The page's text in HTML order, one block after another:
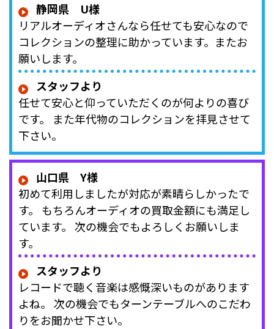
静岡県 U様
リアルオーディオさんなら任せても安心なので
コレクションの整理に助かっています。またお
願いします。
スタッフより
任せて安心と仰っていただくのが何よりの喜び
です。 また年代物のコレクションを拝見させて
下さい。
山口県 Y様
初めて利用しましたが対応が素晴らしかったで
す。 もちろんオーディオの買取金額にも満足し
ています。 次の機会でもよろしくお願いしま
す。
スタッフより
レコードで聴く音楽は感慨深いものがあります
よね。 次の機会でもターンテーブルへのこだわ
りをお聞かせ下さい。